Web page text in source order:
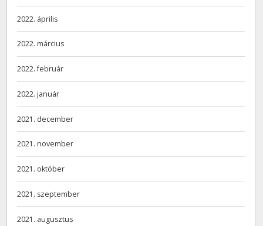
2022. április
2022. március
2022. február
2022. január
2021. december
2021. november
2021. október
2021. szeptember
2021. augusztus